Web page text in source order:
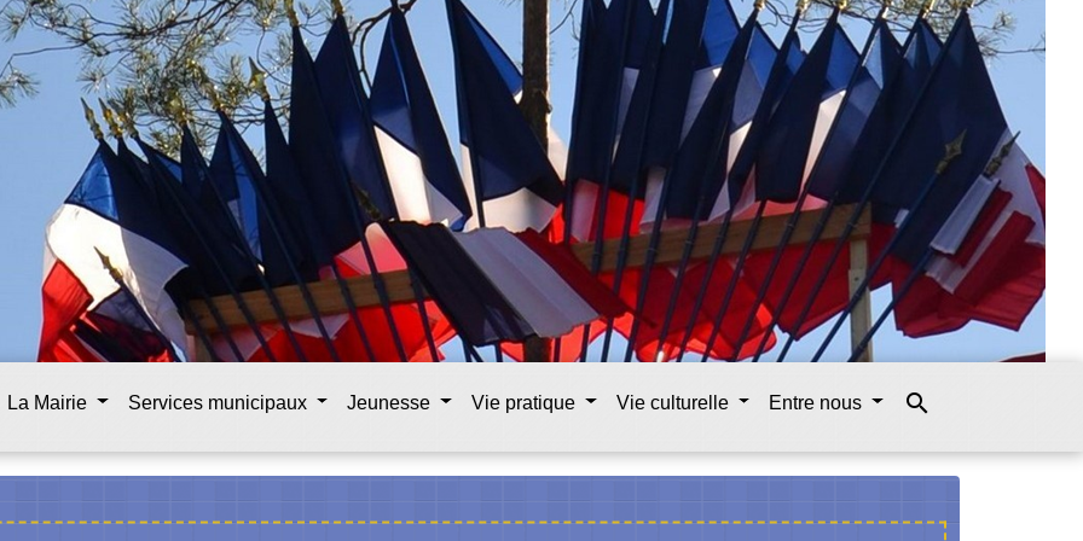
La Mairie Services municipaux Jeunesse Vie pratique Vie culturelle Entre nous search